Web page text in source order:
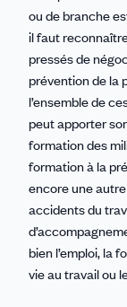
ou de branche
il faut
pressés de
prévention de la
l’ensemble de
peut apporter
formation des
formation à la
encore une
accidents du
bien l’emploi, la
vie au travail ou